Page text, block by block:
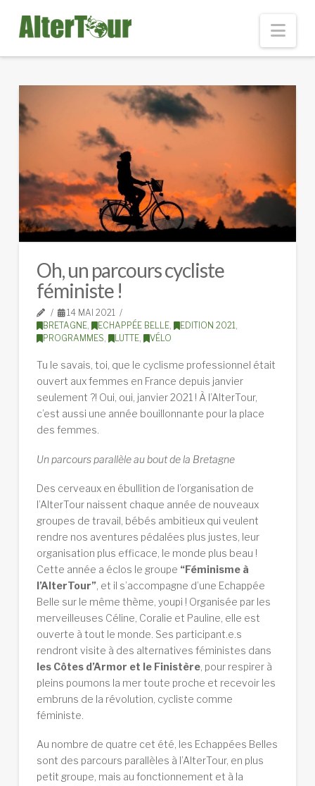
Oh, un parcours cycliste
féministe !
14 MAI 2021
BRETAGNE, ECHAPPÉE BELLE, EDITION 2021
PROGRAMMES
LUTTE, VÉLO
Tu le savais, toi, que le cyclisme professionnel était
ouvert aux femmes en France depuis janvier
seulement ?! Oui, oui, janvier 2021 ! À l’AlterTour,
c’est aussi une année bouillonnante pour la place
des femmes.
Un parcours parallèle au bout de la Bretagne
Des cerveaux en ébullition de l’organisation de
l’AlterTour naissent chaque année de nouveaux
groupes de travail, bébés ambitieux qui veulent
rendre nos aventures pédalées plus justes, leur
organisation plus efficace, le monde plus beau !
Cette année a éclos le groupe “Féminisme à
l’AlterTour”, et il s’accompagne d’une Echappée
Belle sur le même thème, youpi ! Organisée par les
merveilleuses Céline, Coralie et Pauline, elle est
ouverte à tout le monde. Ses participant.e.s
rendront visite à des alternatives féministes dans
les Côtes d’Armor et le Finistère, pour respirer à
pleins poumons la mer toute proche et recevoir les
embruns de la révolution, cycliste comme
féministe.
Au nombre de quatre cet été, les Echappées Belles
sont des parcours parallèles à l’AlterTour, en plus
petit groupe, mais au fonctionnement et à la